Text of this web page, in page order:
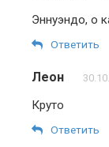
Эннуэндо, о
Ответить
Леон
Круто
Ответить